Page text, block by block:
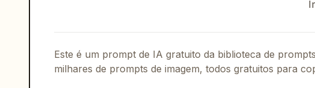
Este é um prompt de IA gratuito da biblioteca de
milhares de prompts de imagem, todos gratuitos para